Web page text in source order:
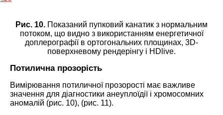
Рис. 10. Показаний пупковий канатик з нормальним
потоком, що видно з використанням енергетичної
доплерографії в ортогональних площинах, 3D-
поверхневому рендерінгу і HDlive.
Потилична прозорість
Вимірювання потиличної прозорості має важливе
значення для діагностики анеуплоїдії і хромосомних
аномалій (рис. 10), (рис. 11).